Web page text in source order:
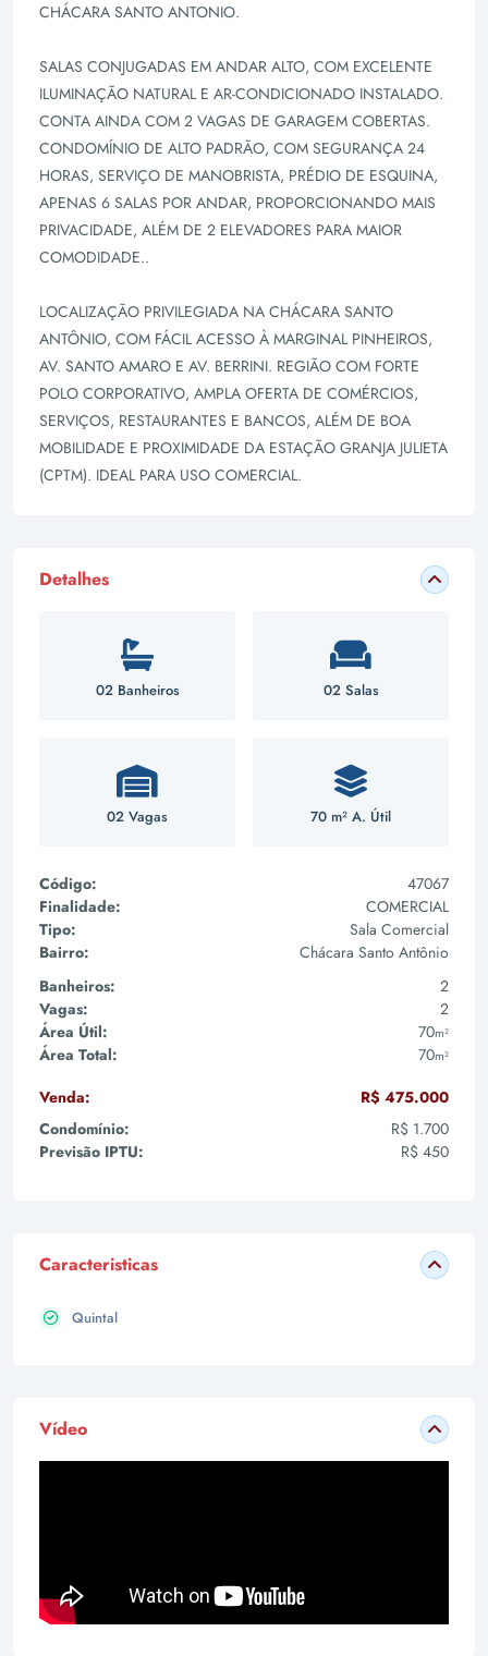
CHÁCARA SANTO ANTONIO.
SALAS CONJUGADAS EM ANDAR ALTO, COM EXCELENTE
ILUMINAÇÃO NATURAL E AR-CONDICIONADO INSTALADO.
CONTA AINDA COM 2 VAGAS DE GARAGEM COBERTAS.
CONDOMÍNIO DE ALTO PADRÃO, COM SEGURANÇA 24
HORAS, SERVIÇO DE MANOBRISTA, PRÉDIO DE ESQUINA,
APENAS 6 SALAS POR ANDAR, PROPORCIONANDO MAIS
PRIVACIDADE, ALÉM DE 2 ELEVADORES PARA MAIOR
COMODIDADE..
LOCALIZAÇÃO PRIVILEGIADA NA CHÁCARA SANTO
ANTÔNIO, COM FÁCIL ACESSO À MARGINAL PINHEIROS,
AV. SANTO AMARO E AV. BERRINI. REGIÃO COM FORTE
POLO CORPORATIVO, AMPLA OFERTA DE COMÉRCIOS,
SERVIÇOS, RESTAURANTES E BANCOS, ALÉM DE BOA
MOBILIDADE E PROXIMIDADE DA ESTAÇÃO GRANJA JULIETA
(CPTM). IDEAL PARA USO COMERCIAL.
Detalhes
02 Banheiros 02 Salas
02 Vagas 70 m² A. Útil
Código:
47067
Finalidade:
COMERCIAL
Tipo:
Sala Comercial
Bairro:
Chácara Santo Antônio
Banheiros:
2
Vagas:
2
Área Útil:
70m²
Área Total: 70m²
Venda:
R$ 475.000
Condomínio:
R$ 1.700
Previsão IPTU:
R$ 450
Caracteristicas
Quintal
Vídeo